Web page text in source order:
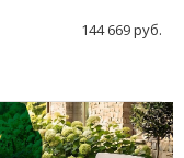
144 669 руб.